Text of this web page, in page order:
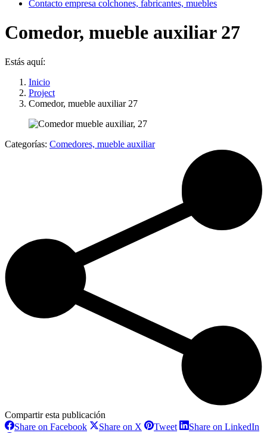
Contacto empresa colchones, fabricantes, muebles
Comedor, mueble auxiliar 27
Estás aquí:
Inicio
Project
Comedor, mueble auxiliar 27
Categorías: Comedores, mueble auxiliar
Compartir esta publicación
Share on FacebookShareShare on X ShareTweetShareShare on LinkedIn